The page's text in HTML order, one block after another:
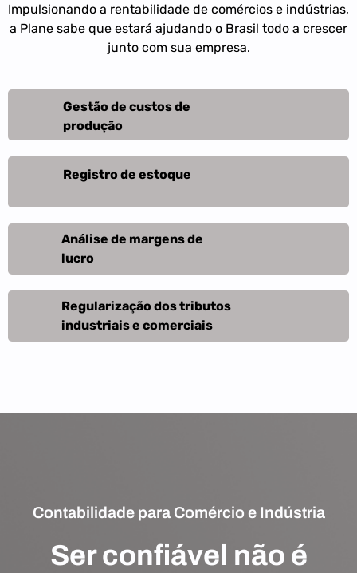
Impulsionando a rentabilidade de comércios e indústrias,
a Plane sabe que estará ajudando o Brasil todo a crescer
junto com sua empresa.
Gestão de custos de
produção
Registro de estoque
Análise de margens de
lucro
Regularização dos tributos
industriais e comerciais
Contabilidade para Comércio e Indústria
Ser confiável não é